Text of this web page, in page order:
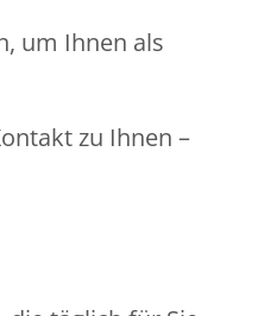
um Ihnen als
zu Ihnen –